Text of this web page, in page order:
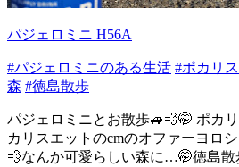
パジェロミニ H56A
#パジェロミニのある生活 #ポカリ
森 #徳島散歩
パジェロミニとお散歩🚙💨🤭 ポカ
カリスエットのcmのオファーヨロ
💨なんか可愛らしい森に…🤭徳島